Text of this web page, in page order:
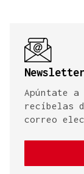
Apúntate
recíbelas
correo